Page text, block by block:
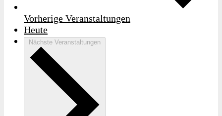
Vorherige Veranstaltungen
Heute
Nächste Veranstaltungen